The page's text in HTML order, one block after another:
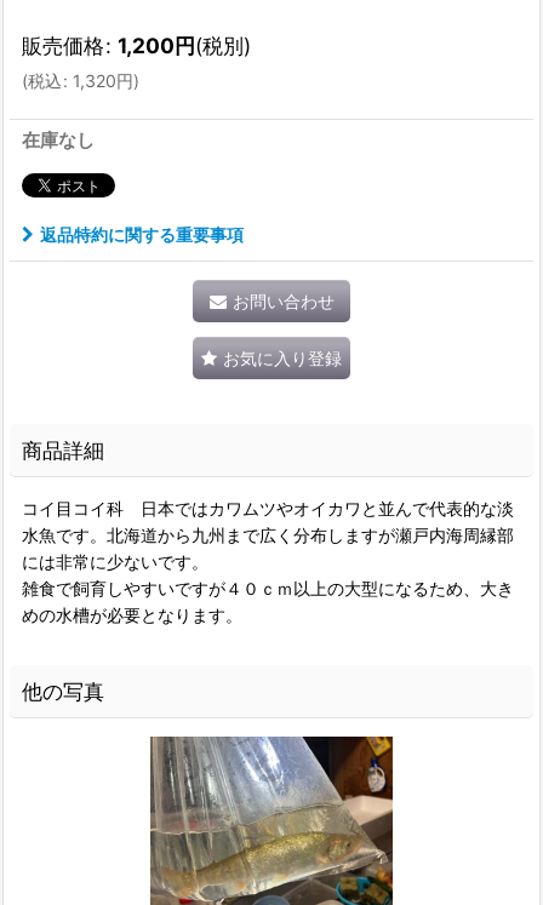
販売価格: 1,200円(税別)
(税込: 1,320円)
在庫なし
返品特約に関する重要事項
お問い合わせ
お気に入り登録
商品詳細
コイ目コイ科 日本ではカワムツやオイカワと並んで代表的な淡
水魚です。北海道から九州まで広く分布しますが瀬戸内海周縁部
には非常に少ないです。
雑食で飼育しやすいですが４０ｃｍ以上の大型になるため、大き
めの水槽が必要となります。
他の写真